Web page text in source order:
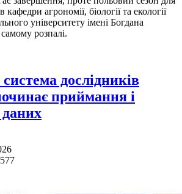
кафедри агрономії, біології та екології
університету імені Богдана
розпалі.
дослідників
приймання і